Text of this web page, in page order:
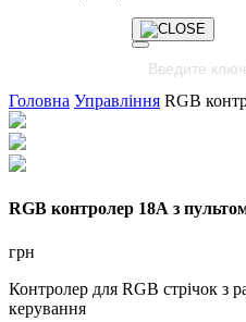
Головна Управління RGB
RGB контролер 18А з
грн
Контролер для RGB стрічок з
керування